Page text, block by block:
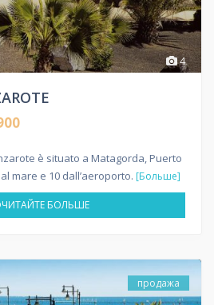
4
è situato a Matagorda, Puerto
mare e 10 dall’aeroporto. [Больше]
БОЛЬШЕ
продажа